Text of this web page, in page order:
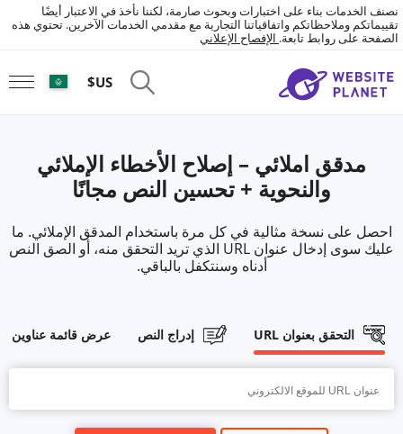
نصنف الخدمات بناء على اختبارات وبحوث صارمة، لكننا نأخذ في الاعتبار أيضًا
تقييماتكم وملاحظاتكم واتفاقياتنا التجارية مع مقدمي الخدمات الآخرين. تحتوي هذه
الصفحة على روابط تابعة. الإفصاح الإعلاني
US$
مدقق املائي – إصلاح الأخطاء الإملائي
والنحوية + تحسين النص مجانًا
احصل على نسخة مثالية في كل مرة باستخدام المدقق الإملائي. ما
عليك سوى إدخال عنوان URL الذي تريد التحقق منه، أو الصق النص
أدناه وسنتكفل بالباقي.
التحقق بعنوان URL إدراج النص عرض قائمة عناوين URL المفضلة